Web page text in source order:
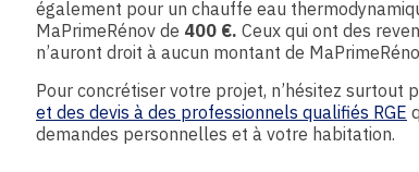
également pour un chauffe eau
MaPrimeRénov de 400 €. Ceux qui ont des
n’auront droit à aucun montant de
Pour concrétiser votre projet, n’hésitez surtout
et des devis à des professionnels qualifiés RGE
demandes personnelles et à votre habitation.